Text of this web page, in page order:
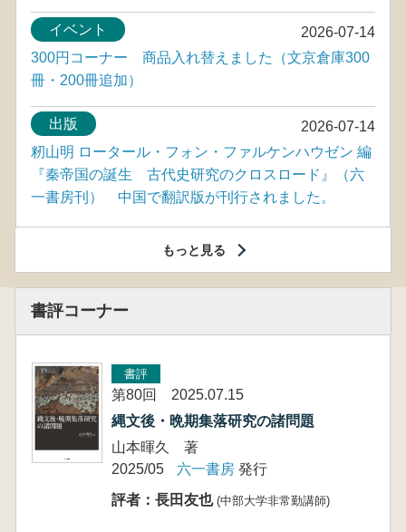
2026-07-14
イベント
300円コーナー 商品入れ替えました（文京倉庫300
冊・200冊追加）
2026-07-14
出版
籾山明 ロータール・フォン・ファルケンハウゼン 編
『秦帝国の誕生 古代史研究のクロスロード』（六
一書房刊） 中国で翻訳版が刊行されました。
もっと見る
書評コーナー
書評
第80回 2025.07.15
縄文後・晩期集落研究の諸問題
山本暉久 著
2025/05
六一書房 発行
評者：長田友也 (中部大学非常勤講師)